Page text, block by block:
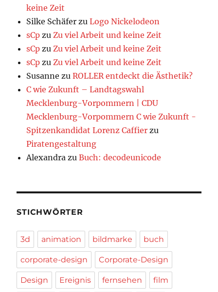
keine Zeit
Silke Schäfer zuLogo Nickelodeon
sCp zuZu viel Arbeit und keine Zeit
sCp zuZu viel Arbeit und keine Zeit
sCp zuZu viel Arbeit und keine Zeit
Susanne zuROLLER entdeckt die Ästhetik?
C wie Zukunft – Landtagswahl
Mecklenburg-Vorpommern | CDU
Mecklenburg-Vorpommern C wie Zukunft -
Spitzenkandidat Lorenz Caffier zu
Piratengestaltung
Alexandra zuBuch: decodeunicode
STICHWÖRTER
3d animation bildmarke buch
corporate-design Corporate-Design
Design Ereignis fernsehen film